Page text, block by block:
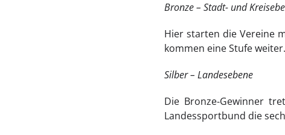
Bronze – Stadt- und
Hier starten die Vereine
kommen eine Stufe weiter.
Silber – Landesebene
Die Bronze‑Gewinner
Landessportbund die